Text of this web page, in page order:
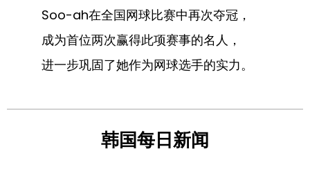
Soo-ah在全国网球比赛中再次夺冠，
成为首位两次赢得此项赛事的名人，
进一步巩固了她作为网球选手的实力。
韩国每日新闻